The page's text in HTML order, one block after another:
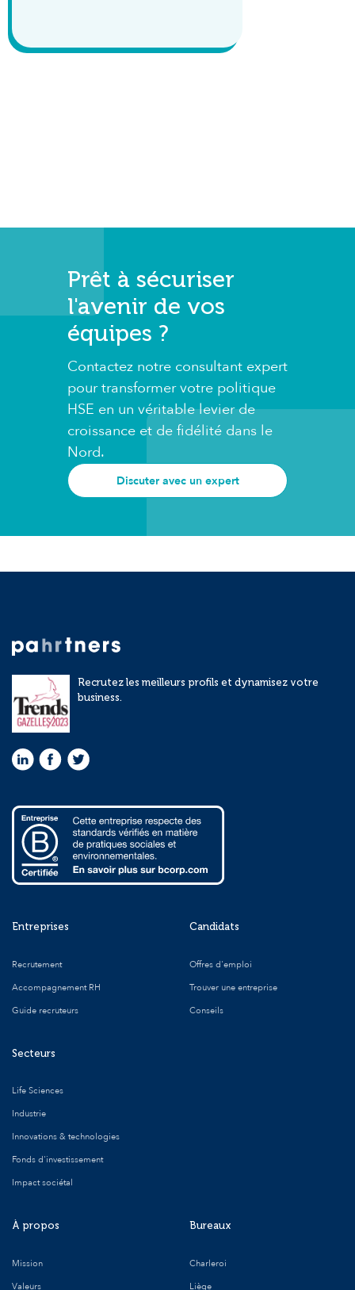
Prêt à sécuriser
l'avenir de vos
équipes ?
Contactez notre consultant expert
pour transformer votre politique
HSE en un véritable levier de
croissance et de fidélité dans le
Nord.
Discuter avec un expert
Recrutez les meilleurs profils et dynamisez votre
business.
Entreprises
Recrutement
Accompagnement RH
Guide recruteurs
Secteurs
Life Sciences
Industrie
Innovations & technologies
Fonds d'investissement
Impact sociétal
Candidats
Offres d'emploi
Trouver une entreprise
Conseils
À propos
Mission
Valeurs
Bureaux
Charleroi
Liège